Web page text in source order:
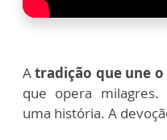
Atradição que une
que opera
uma história. A